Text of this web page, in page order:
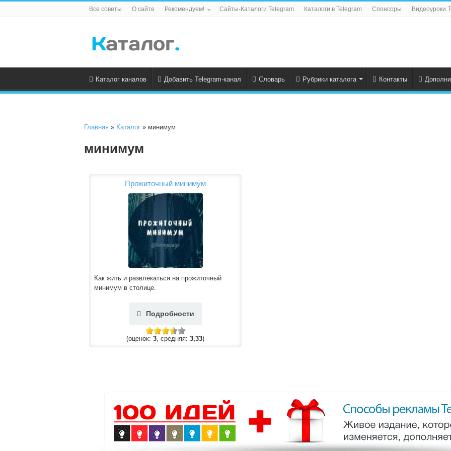
Все советы О сайте Рекомендуем! Сайты-Каталоги Telegram Каталоги в Telegram Спонсоры Видеоуроки
Каталог каналов Добавить Telegram-канал Словарь Рубрики каталога Контакты
Главная » Каталог » минимум
минимум
Прожиточный минимум
Как жить и развлекаться на прожиточный
минимум в столице.
Подробности
(оценок: 3, средняя: 3,33)